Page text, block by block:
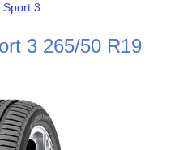
Sport 3
3 265/50 R19